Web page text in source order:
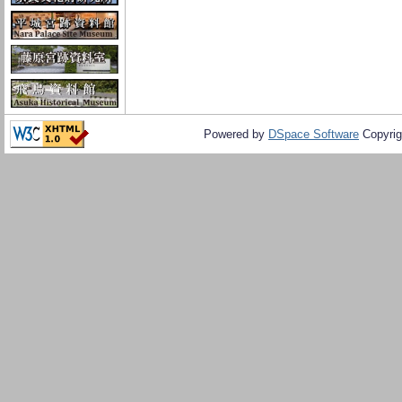
Powered by DSpace Software